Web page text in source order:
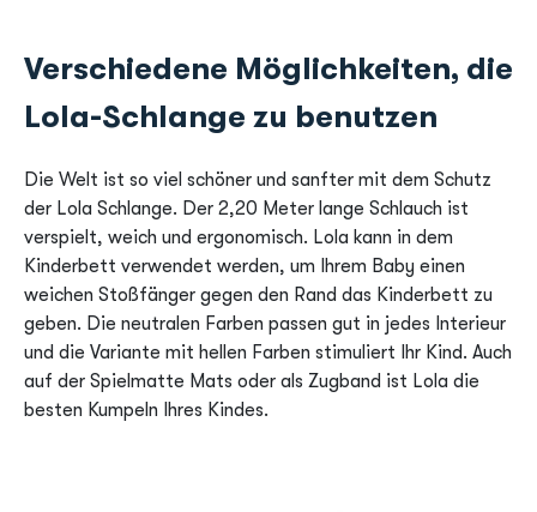
Verschiedene Möglichkeiten, die
Lola-Schlange zu benutzen
Die Welt ist so viel schöner und sanfter mit dem Schutz
der Lola Schlange. Der 2,20 Meter lange Schlauch ist
verspielt, weich und ergonomisch. Lola kann in dem
Kinderbett verwendet werden, um Ihrem Baby einen
weichen Stoßfänger gegen den Rand das Kinderbett zu
geben. Die neutralen Farben passen gut in jedes Interieur
und die Variante mit hellen Farben stimuliert Ihr Kind. Auch
auf der Spielmatte Mats oder als Zugband ist Lola die
besten Kumpeln Ihres Kindes.